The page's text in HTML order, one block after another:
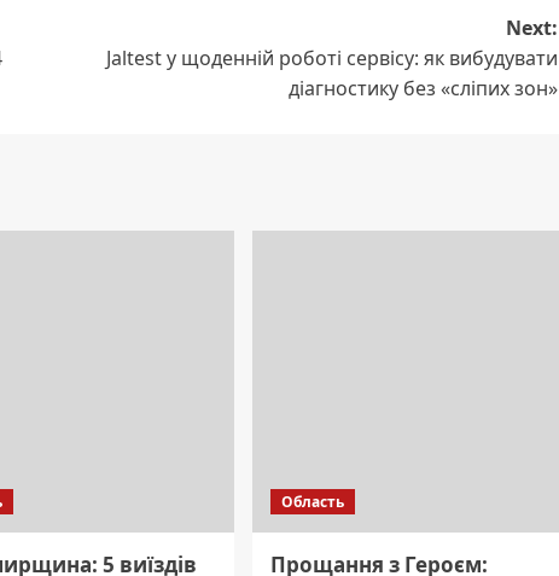
Next:
Jaltest у щоденній роботі сервісу: як вибудувати
діагностику без «сліпих зон»
5 виїздів
Область
Прощання з Героєм: